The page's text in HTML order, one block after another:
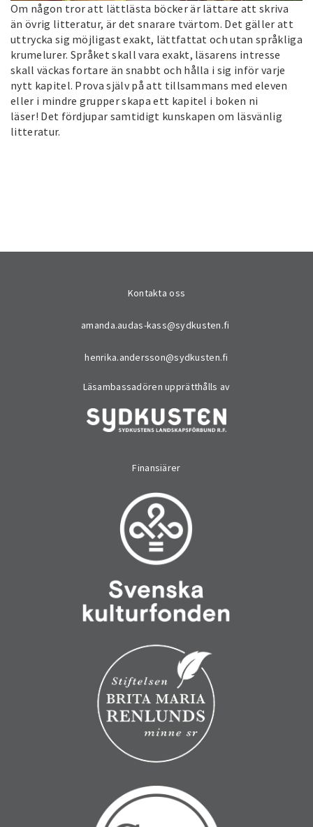
Om någon tror att lättlästa böcker är lättare att skriva
än övrig litteratur, är det snarare tvärtom. Det gäller att
uttrycka sig möjligast exakt, lättfattat och utan språkliga
krumelurer. Språket skall vara exakt, läsarens intresse
skall väckas fortare än snabbt och hålla i sig inför varje
nytt kapitel. Prova själv på att tillsammans med eleven
eller i mindre grupper skapa ett kapitel i boken ni
läser! Det fördjupar samtidigt kunskapen om läsvänlig
litteratur.
Kontakta oss
amanda.audas-kass@sydkusten.fi
henrika.andersson@sydkusten.fi
Läsambassadören upprätthålls av
Finansiärer